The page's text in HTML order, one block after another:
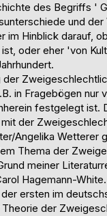
des Begriffs '
und
im Hinblick darauf,
oder eher 'von
in Fragebögen nur
festgelegt ist.
der
Angelika
Thema der
meiner
Hagemann-
ersten im
der